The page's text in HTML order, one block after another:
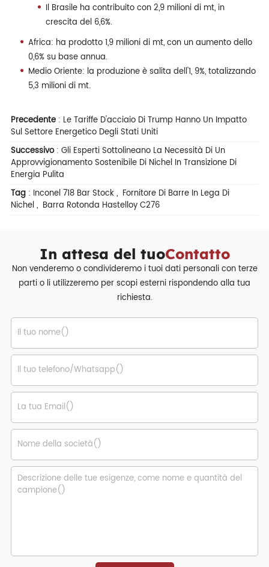
Il Brasile ha contribuito con 2,9 milioni di mt, in
crescita del 6,6%.
Africa: ha prodotto 1,9 milioni di mt, con un aumento dello
0,6% su base annua.
Medio Oriente: la produzione è salita dell'1, 9%, totalizzando
5,3 milioni di mt.
Precedente: Le Tariffe D'acciaio Di Trump Hanno Un Impatto
Sul Settore Energetico Degli Stati Uniti
Successivo: Gli Esperti Sottolineano La Necessità Di Un
Approvvigionamento Sostenibile Di Nichel In Transizione Di
Energia Pulita
Tag: Inconel 718 Bar Stock, Fornitore Di Barre In Lega Di
Nichel, Barra Rotonda Hastelloy C276
In attesa del tuoContatto
Non venderemo o condivideremo i tuoi dati personali con terze
parti o li utilizzeremo per scopi esterni rispondendo alla tua
richiesta.